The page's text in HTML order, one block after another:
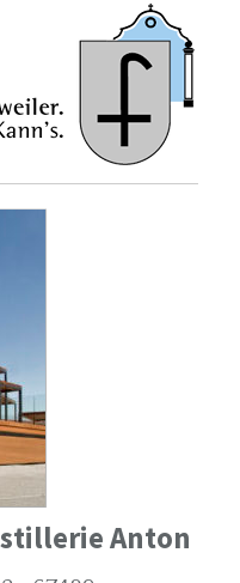
Anton